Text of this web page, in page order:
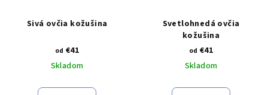
Sivá ovčia kožušina
od €41
Skladom
Svetlohnedá ovčia
kožušina
od €41
Skladom